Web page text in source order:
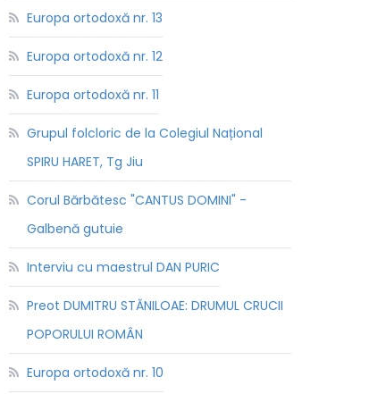
Europa ortodoxă nr. 13
Europa ortodoxă nr. 12
Europa ortodoxă nr. 11
Grupul folcloric de la Colegiul Național
SPIRU HARET, Tg Jiu
Corul Bărbătesc "CANTUS DOMINI" -
Galbenă gutuie
Interviu cu maestrul DAN PURIC
Preot DUMITRU STĂNILOAE: DRUMUL CRUCII
POPORULUI ROMÂN
Europa ortodoxă nr. 10